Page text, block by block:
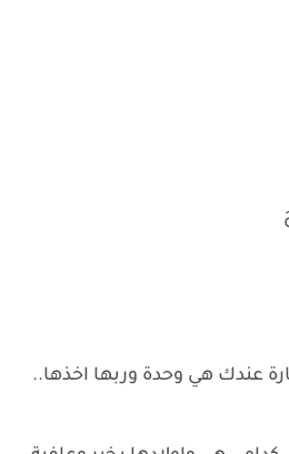
عندك هي وحدة وربها اخذها..